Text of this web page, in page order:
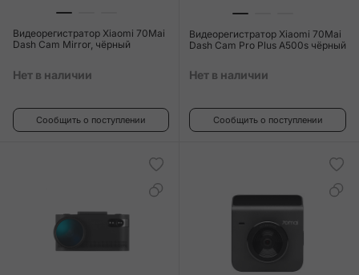
Видеорегистратор Xiaomi 70Mai
Dash Cam Mirror, чёрный
Нет в наличии
Сообщить о поступлении
Видеорегистратор Xiaomi 70Mai
Dash Cam Pro Plus A500s чёрный
Нет в наличии
Сообщить о поступлении